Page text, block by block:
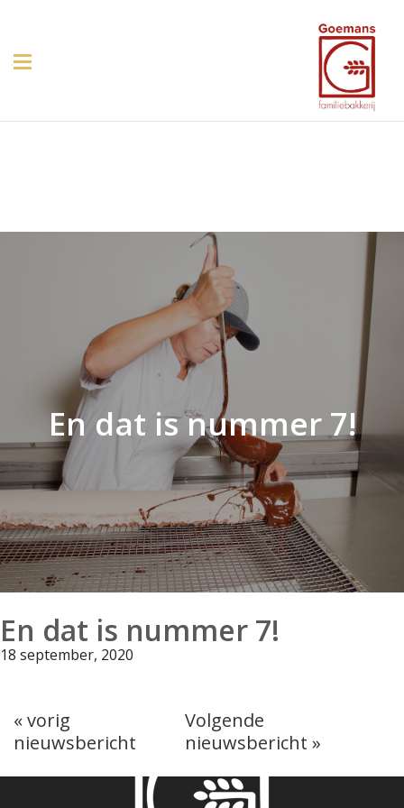
En dat is nummer 7!
En dat is nummer 7!
18 september, 2020
« vorig
nieuwsbericht
Volgende
nieuwsbericht »